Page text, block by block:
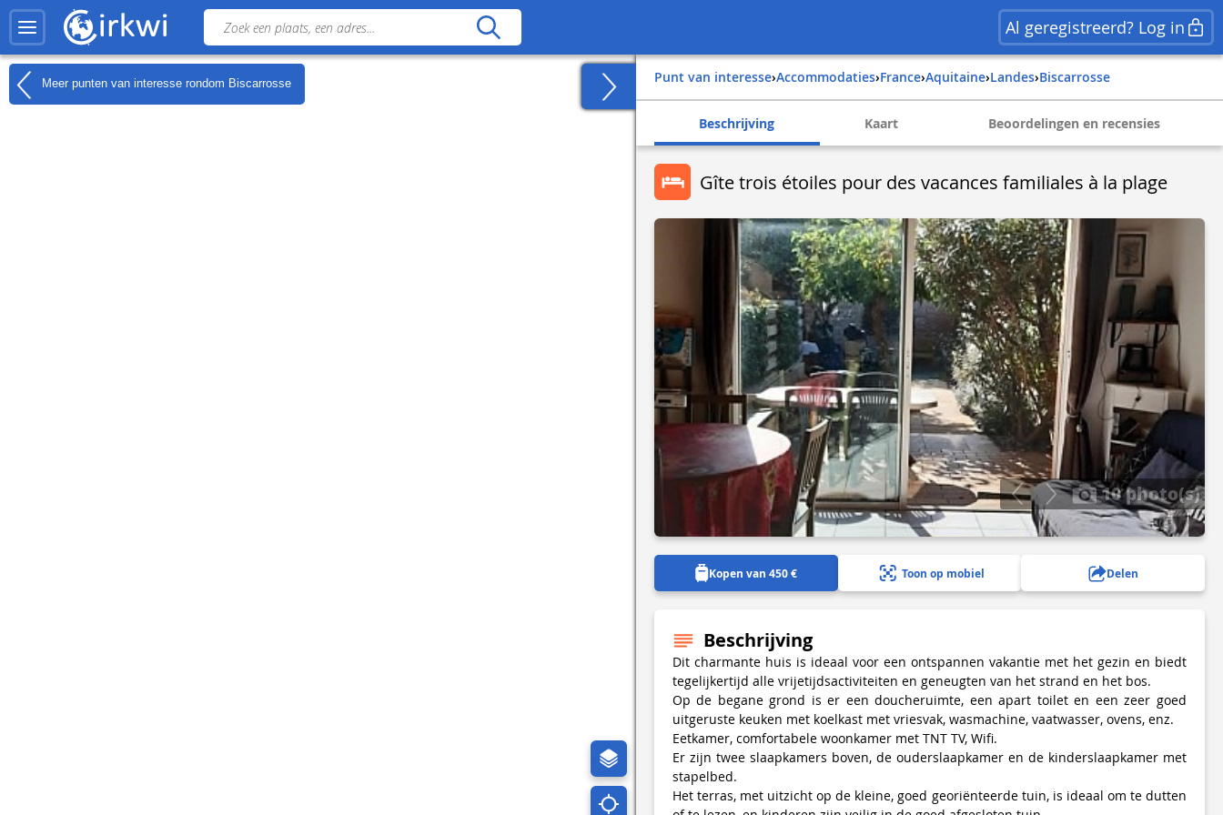
Al geregistreerd? Log in
Meer punten van interesse rondom Biscarrosse Punt van interesse› Accommodaties› france› aquitaine› landes› biscarrosse
Beschrijving Kaart Beoordelingen en recensies
Gîte trois étoiles pour des vacances familiales à la plage
10 photo(s)
Kopen van 450 € Toon op mobiel Delen
Beschrijving
Dit charmante huis is ideaal voor een ontspannen vakantie met het gezin en biedt
tegelijkertijd alle vrijetijdsactiviteiten en geneugten van het strand en het bos.
Op de begane grond is er een doucheruimte, een apart toilet en een zeer goed
uitgeruste keuken met koelkast met vriesvak, wasmachine, vaatwasser, ovens, enz.
Eetkamer, comfortabele woonkamer met TNT TV, Wifi.
Er zijn twee slaapkamers boven, de ouderslaapkamer en de kinderslaapkamer met
stapelbed.
Het terras, met uitzicht op de kleine, goed georiënteerde tuin, is ideaal om te dutten